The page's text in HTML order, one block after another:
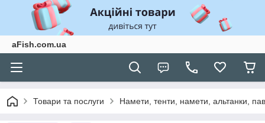
aFish.com.ua
Товари та послуги Намети, тенти, намети, альтанки,